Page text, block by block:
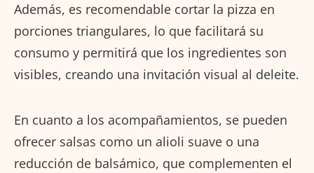
Además, es recomendable cortar la pizza en
porciones triangulares, lo que facilitará su
consumo y permitirá que los ingredientes son
visibles, creando una invitación visual al deleite.
En cuanto a los acompañamientos, se pueden
ofrecer salsas como un alioli suave o una
reducción de balsámico, que complementen el